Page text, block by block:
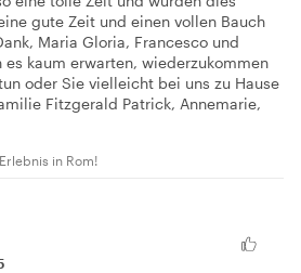
gute Zeit und einen vollen Bauch
Maria Gloria, Francesco und
es kaum erwarten, wiederzukommen
oder Sie vielleicht bei uns zu Hause
Fitzgerald Patrick, Annemarie,
in Rom!